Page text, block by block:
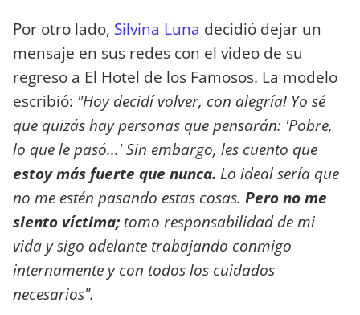
Por otro lado, Silvina Luna decidió dejar un
mensaje en sus redes con el video de su
regreso a El Hotel de los Famosos. La modelo
escribió: "Hoy decidí volver, con alegría! Yo sé
que quizás hay personas que pensarán: 'Pobre,
lo que le pasó...' Sin embargo, les cuento que
estoy más fuerte que nunca. Lo ideal sería que
no me estén pasando estas cosas. Pero no me
siento víctima;tomo responsabilidad de mi
vida y sigo adelante trabajando conmigo
internamente y con todos los cuidados
necesarios".